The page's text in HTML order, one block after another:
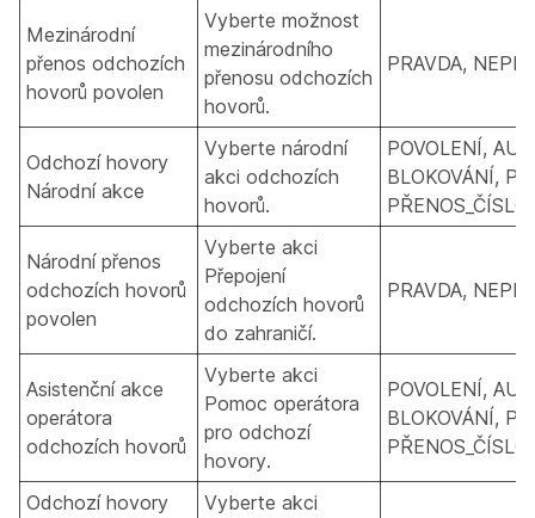
Mezinárodní
přenos odchozích
hovorů povolen
Vyberte možnost
mezinárodního
přenosu odchozích
hovorů.
PRAVDA,
Odchozí hovory
Národní akce
Vyberte národní
akci odchozích
hovorů.
POVOLENÍ,
BLOKOVÁNÍ,
Národní přenos
odchozích hovorů
povolen
Vyberte akci
Přepojení
odchozích hovorů
do zahraničí.
PRAVDA,
Asistenční akce
operátora
odchozích hovorů
Vyberte akci
Pomoc operátora
pro odchozí
hovory.
POVOLENÍ,
BLOKOVÁNÍ,
Odchozí hovory
Vyberte akci